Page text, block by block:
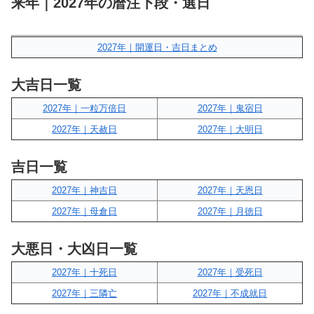
来年｜2027年の暦注下段・選日
2027年｜開運日・吉日まとめ
大吉日一覧
2027年｜一粒万倍日
2027年｜鬼宿日
2027年｜天赦日
2027年｜大明日
吉日一覧
2027年｜神吉日
2027年｜天恩日
2027年｜母倉日
2027年｜月徳日
大悪日・大凶日一覧
2027年｜十死日
2027年｜受死日
2027年｜三隣亡
2027年｜不成就日